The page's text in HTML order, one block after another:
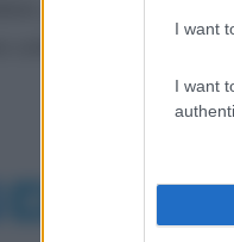
I want
I want
certo dei lavoratori».
Telegram